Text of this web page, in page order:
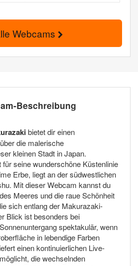
Webcams
Beschreibung
bietet dir einen
die malerische
kleinen Stadt in Japan.
seine wunderschöne Küstenlinie
Erbe, liegt an der südwestlichen
Mit dieser Webcam kannst du
Meeres und die raue Schönheit
sich entlang der Makurazaki-
Blick ist besonders bei
spektakulär, wenn
in lebendige Farben
einen kontinuierlichen Live-
die wechselnden